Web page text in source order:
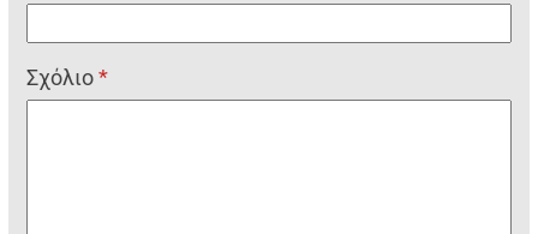
Σχόλιο*